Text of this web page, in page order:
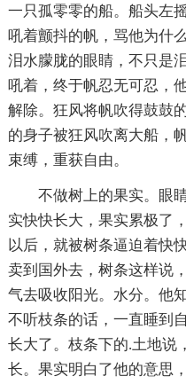
一只孤零零的船。船头左
吼着颤抖的帆，骂他为什
泪水朦胧的眼睛，不只是
吼着，终于帆忍无可忍，
解除。狂风将帆吹得鼓鼓
的身子被狂风吹离大船，
束缚，重获自由。
不做树上的果实。眼
实快快长大，果实累极了
以后，就被树条逼迫着快
卖到国外去，树条这样说
气去吸收阳光。水分。他
不听枝条的话，一直睡到
长大了。枝条下的.土地说
长。果实明白了他的意思